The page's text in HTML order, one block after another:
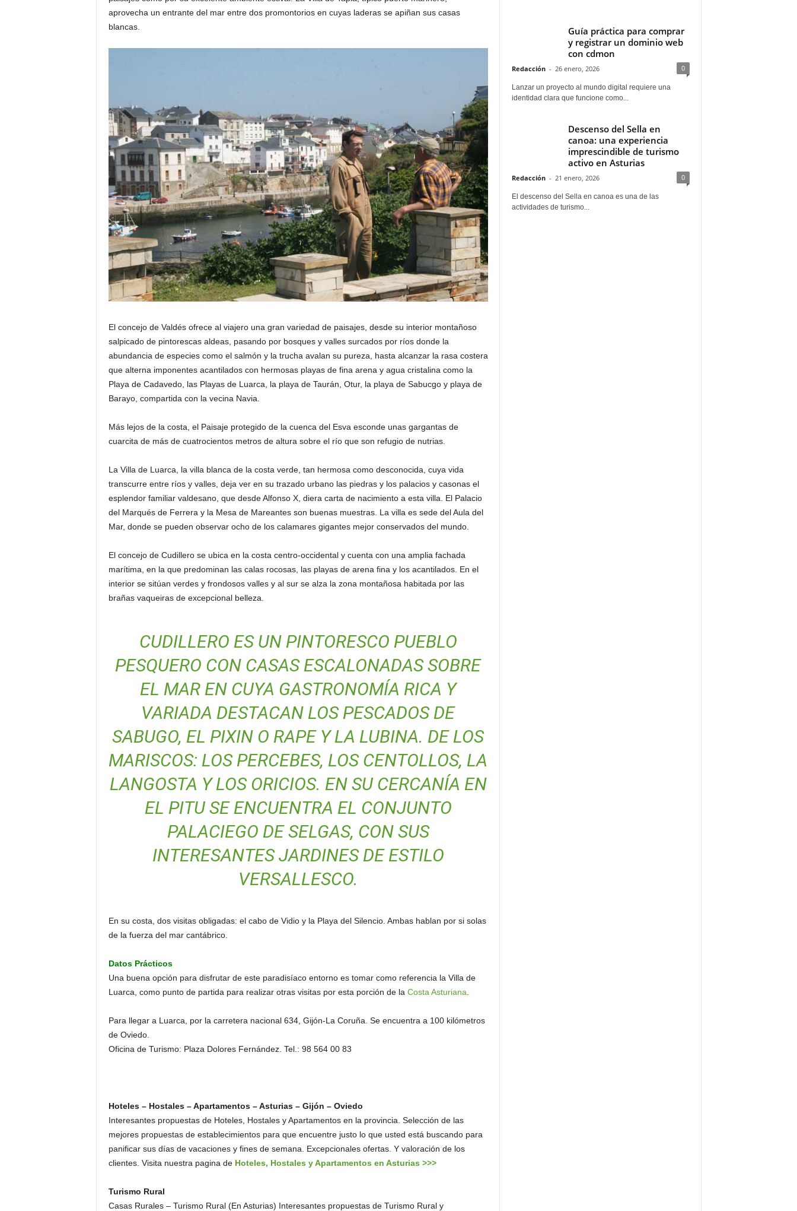
aprovecha un entrante del mar entre dos promontorios en cuyas laderas se apiñan sus casas
blancas.
El concejo de Valdés ofrece al viajero una gran variedad de paisajes, desde su interior montañoso
salpicado de pintorescas aldeas, pasando por bosques y valles surcados por ríos donde la
abundancia de especies como el salmón y la trucha avalan su pureza, hasta alcanzar la rasa costera
que alterna imponentes acantilados con hermosas playas de fina arena y agua cristalina como la
Playa de Cadavedo, las Playas de Luarca, la playa de Taurán, Otur, la playa de Sabucgo y playa de
Barayo, compartida con la vecina Navia.
Más lejos de la costa, el Paisaje protegido de la cuenca del Esva esconde unas gargantas de
cuarcita de más de cuatrocientos metros de altura sobre el río que son refugio de nutrias.
La Villa de Luarca, la villa blanca de la costa verde, tan hermosa como desconocida, cuya vida
transcurre entre ríos y valles, deja ver en su trazado urbano las piedras y los palacios y casonas el
esplendor familiar valdesano, que desde Alfonso X, diera carta de nacimiento a esta villa. El Palacio
del Marqués de Ferrera y la Mesa de Mareantes son buenas muestras. La villa es sede del Aula del
Mar, donde se pueden observar ocho de los calamares gigantes mejor conservados del mundo.
El concejo de Cudillero se ubica en la costa centro-occidental y cuenta con una amplia fachada
marítima, en la que predominan las calas rocosas, las playas de arena fina y los acantilados. En el
interior se sitúan verdes y frondosos valles y al sur se alza la zona montañosa habitada por las
brañas vaqueiras de excepcional belleza.
CUDILLERO ES UN PINTORESCO PUEBLO
PESQUERO CON CASAS ESCALONADAS SOBRE
EL MAR EN CUYA GASTRONOMÍA RICA Y
VARIADA DESTACAN LOS PESCADOS DE
SABUGO, EL PIXIN O RAPE Y LA LUBINA. DE LOS
MARISCOS: LOS PERCEBES, LOS CENTOLLOS, LA
LANGOSTA Y LOS ORICIOS. EN SU CERCANÍA EN
EL PITU SE ENCUENTRA EL CONJUNTO
PALACIEGO DE SELGAS, CON SUS
INTERESANTES JARDINES DE ESTILO
VERSALLESCO.
En su costa, dos visitas obligadas: el cabo de Vidio y la Playa del Silencio. Ambas hablan por si solas
de la fuerza del mar cantábrico.
Datos Prácticos
Una buena opción para disfrutar de este paradisíaco entorno es tomar como referencia la Villa de
Luarca, como punto de partida para realizar otras visitas por esta porción de la Costa Asturiana
Para llegar a Luarca, por la carretera nacional 634, Gijón-La Coruña. Se encuentra a 100 kilómetros
de Oviedo.
Oficina de Turismo: Plaza Dolores Fernández. Tel.: 98 564 00 83
Hoteles – Hostales – Apartamentos – Asturias – Gijón – Oviedo
Interesantes propuestas de Hoteles, Hostales y Apartamentos en la provincia. Selección de las
mejores propuestas de establecimientos para que encuentre justo lo que usted está buscando para
panificar sus días de vacaciones y fines de semana. Excepcionales ofertas. Y valoración de los
clientes. Visita nuestra pagina de Hoteles, Hostales y Apartamentos en Asturias >>>
Turismo Rural
Casas Rurales – Turismo Rural (En Asturias) Interesantes propuestas de Turismo Rural y
Guía práctica para comprar
y registrar un dominio web
con cdmon
Redacción - 26 enero, 2026 0
Lanzar un proyecto al mundo digital requiere una
identidad clara que funcione como...
Descenso del Sella en
canoa: una experiencia
imprescindible de turismo
activo en Asturias
Redacción - 21 enero, 2026 0
El descenso del Sella en canoa es una de las
actividades de turismo...